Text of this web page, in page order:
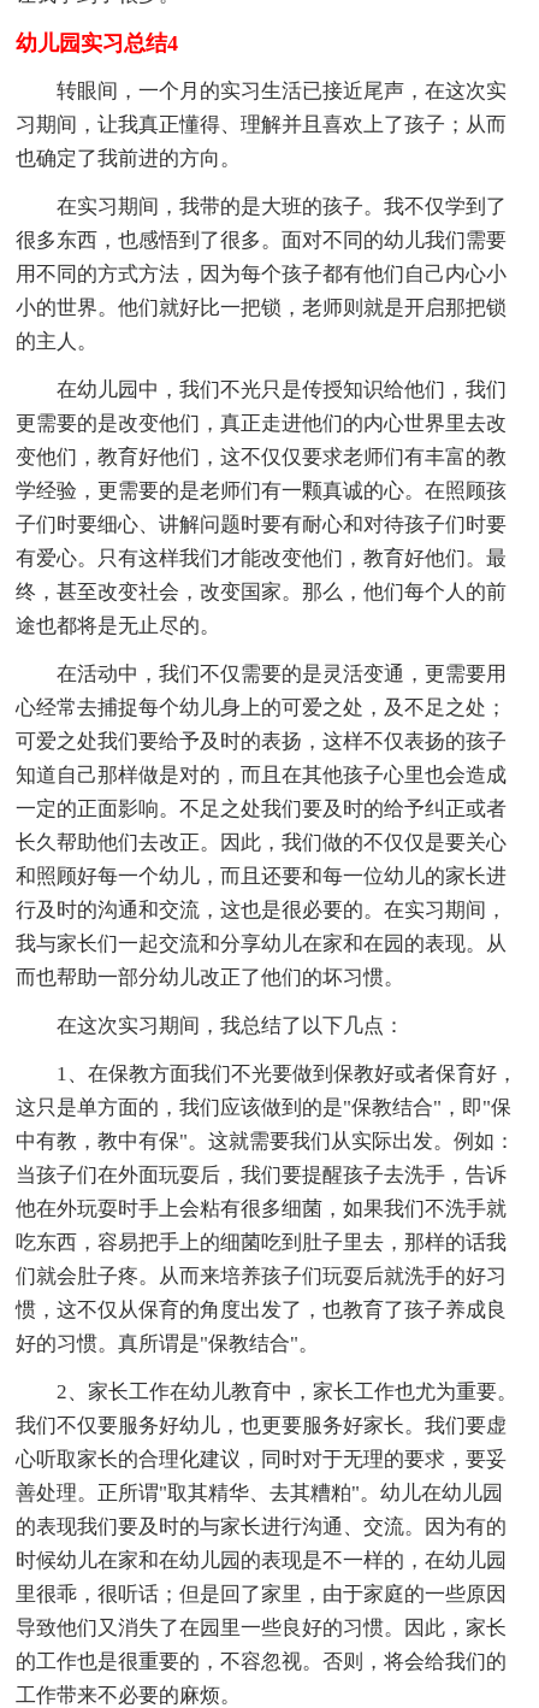
幼儿园实习总结4
转眼间，一个月的实习生活已接近尾声，在这次实
习期间，让我真正懂得、理解并且喜欢上了孩子；从而
也确定了我前进的方向。
在实习期间，我带的是大班的孩子。我不仅学到了
很多东西，也感悟到了很多。面对不同的幼儿我们需要
用不同的方式方法，因为每个孩子都有他们自己内心小
小的世界。他们就好比一把锁，老师则就是开启那把锁
的主人。
在幼儿园中，我们不光只是传授知识给他们，我们
更需要的是改变他们，真正走进他们的内心世界里去改
变他们，教育好他们，这不仅仅要求老师们有丰富的教
学经验，更需要的是老师们有一颗真诚的心。在照顾孩
子们时要细心、讲解问题时要有耐心和对待孩子们时要
有爱心。只有这样我们才能改变他们，教育好他们。最
终，甚至改变社会，改变国家。那么，他们每个人的前
途也都将是无止尽的。
在活动中，我们不仅需要的是灵活变通，更需要用
心经常去捕捉每个幼儿身上的可爱之处，及不足之处；
可爱之处我们要给予及时的表扬，这样不仅表扬的孩子
知道自己那样做是对的，而且在其他孩子心里也会造成
一定的正面影响。不足之处我们要及时的给予纠正或者
长久帮助他们去改正。因此，我们做的不仅仅是要关心
和照顾好每一个幼儿，而且还要和每一位幼儿的家长进
行及时的沟通和交流，这也是很必要的。在实习期间，
我与家长们一起交流和分享幼儿在家和在园的表现。从
而也帮助一部分幼儿改正了他们的坏习惯。
在这次实习期间，我总结了以下几点：
1、在保教方面我们不光要做到保教好或者保育好，
这只是单方面的，我们应该做到的是"保教结合"，即"保
中有教，教中有保"。这就需要我们从实际出发。例如：
当孩子们在外面玩耍后，我们要提醒孩子去洗手，告诉
他在外玩耍时手上会粘有很多细菌，如果我们不洗手就
吃东西，容易把手上的细菌吃到肚子里去，那样的话我
们就会肚子疼。从而来培养孩子们玩耍后就洗手的好习
惯，这不仅从保育的角度出发了，也教育了孩子养成良
好的习惯。真所谓是"保教结合"。
2、家长工作在幼儿教育中，家长工作也尤为重要。
我们不仅要服务好幼儿，也更要服务好家长。我们要虚
心听取家长的合理化建议，同时对于无理的要求，要妥
善处理。正所谓"取其精华、去其糟粕"。幼儿在幼儿园
的表现我们要及时的与家长进行沟通、交流。因为有的
时候幼儿在家和在幼儿园的表现是不一样的，在幼儿园
里很乖，很听话；但是回了家里，由于家庭的一些原因
导致他们又消失了在园里一些良好的习惯。因此，家长
的工作也是很重要的，不容忽视。否则，将会给我们的
工作带来不必要的麻烦。